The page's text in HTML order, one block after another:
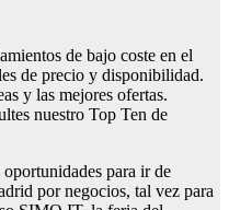
de bajo coste en el
de precio y disponibilidad.
y las mejores ofertas.
nuestro Top Ten de
para ir de
por negocios, tal vez para